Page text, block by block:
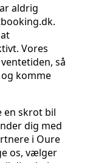
aldrig
Vores
så
komme
en skrot bil
dig med
i Oure
os, vælger